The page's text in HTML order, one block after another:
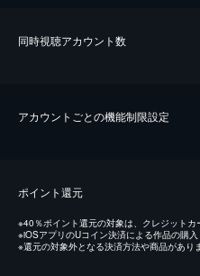
同時視聴アカウント数
アカウントごとの機能制限設定
ポイント還元
※40％ポイント還元の対象は、クレジットカ
※iOSアプリのUコイン決済による作品の購
※還元の対象外となる決済方法や商品があり